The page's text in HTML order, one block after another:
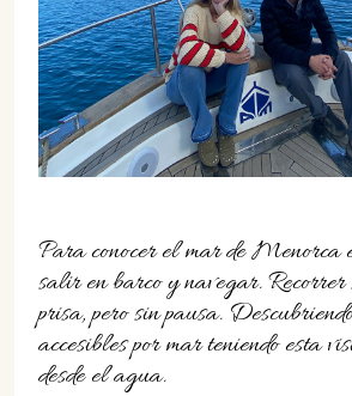
07702 Mahón, Menorca
Hotel: +34 971 635 502
+34 687 88 28 88
mahon@cristinebedfor.com
Para conocer el mar de Menorca
salir en barco y navegar. Recorrer
prisa, pero sin pausa.
accesibles por mar teniendo esta
desde el agua.